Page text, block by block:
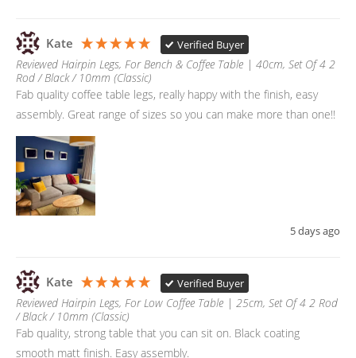
Kate Verified Buyer
Reviewed Hairpin Legs, For Bench & Coffee Table | 40cm, Set Of 4 2
Rod / Black / 10mm (Classic)
Fab quality coffee table legs, really happy with the finish, easy
assembly. Great range of sizes so you can make more than one!!
5 days ago
Kate Verified Buyer
Reviewed Hairpin Legs, For Low Coffee Table | 25cm, Set Of 4 2 Rod
/ Black / 10mm (Classic)
Fab quality, strong table that you can sit on. Black coating
smooth matt finish. Easy assembly.